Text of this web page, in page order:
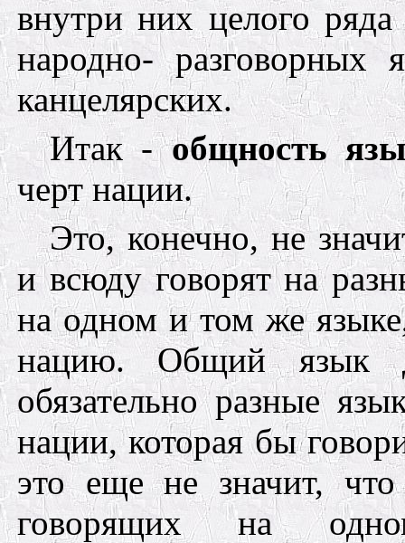
внутри них целого
народно-
канцелярских.
Итак -общность
черт нации.
Это, конечно, не
и всюду говорят на
на одном и том же
нацию. Общий язык
обязательно разные
нации, которая бы
это еще не значит,
говорящих на